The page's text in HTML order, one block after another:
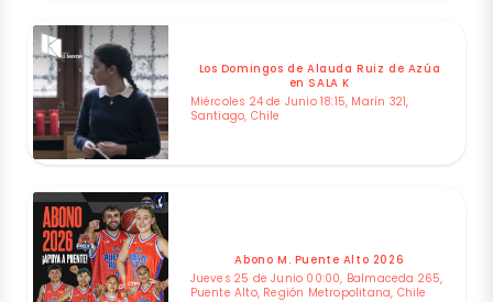
Los Domingos de Alauda Ruiz de Azúa
en SALA K
Miércoles 24 de Junio 18:15, Marín 321,
Santiago, Chile
Abono M. Puente Alto 2026
Jueves 25 de Junio 00:00, Balmaceda 265,
Puente Alto, Región Metropolitana, Chile